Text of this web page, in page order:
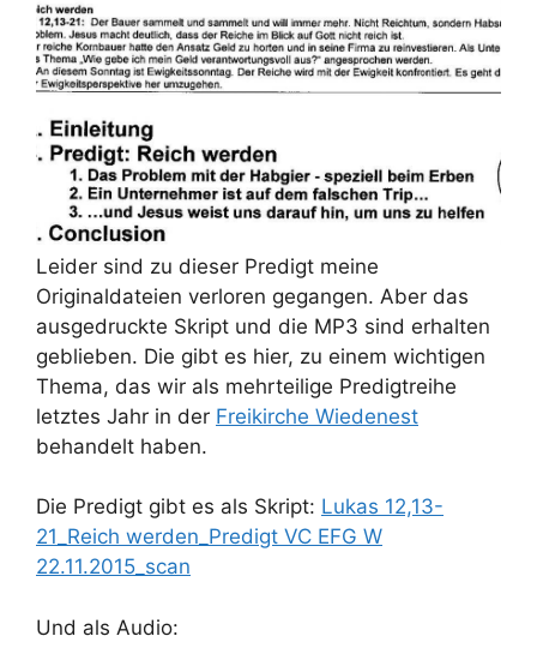
Leider sind zu dieser Predigt meine
Originaldateien verloren gegangen. Aber das
ausgedruckte Skript und die MP3 sind erhalten
geblieben. Die gibt es hier, zu einem wichtigen
Thema, das wir als mehrteilige Predigtreihe
letztes Jahr in der Freikirche Wiedenest
behandelt haben.
Die Predigt gibt es als Skript: Lukas 12,13-
21_Reich werden_Predigt VC EFG W
22.11.2015_scan
Und als Audio: